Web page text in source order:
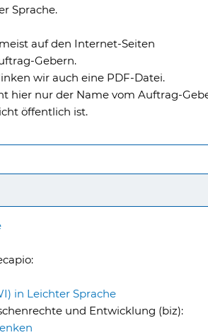
Sprache.
auf den Internet-Seiten
Gebern.
wir auch eine PDF-Datei.
hier nur der Name vom Auftrag-
öffentlich ist.
in Leichter Sprache
und Entwicklung (biz):